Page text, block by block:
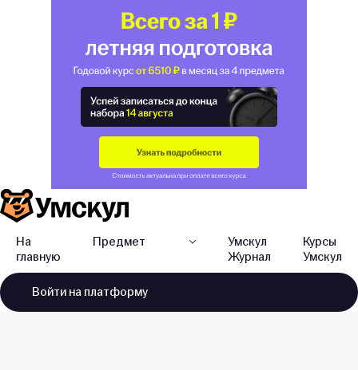
На
главную
Предмет
Умскул
Журнал
Курсы
Умскул
Войти на платформу